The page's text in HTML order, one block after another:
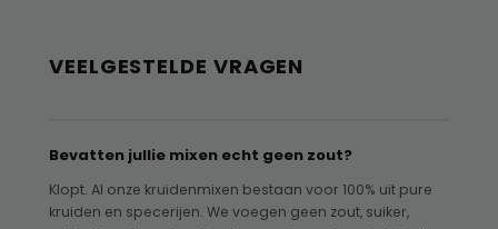
VEELGESTELDE VRAGEN
Bevatten jullie mixen echt geen zout?
Klopt. Al onze kruidenmixen bestaan voor 100% uit pure
kruiden en specerijen. We voegen geen zout, suiker,